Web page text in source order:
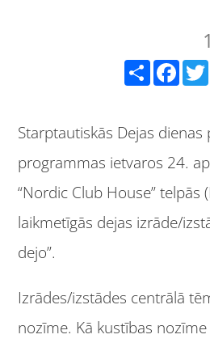
Facebook
Starptautiskās Dejas dienas
programmas ietvaros 24.
“Nordic Club House” telpās
laikmetīgās dejas izrāde/
dejo”.
Izrādes/izstādes centrālā
nozīme. Kā kustības